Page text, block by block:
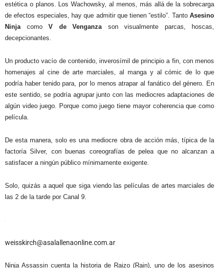
estética o planos. Los Wachowsky, al menos, más allá de la sobrecarga
de efectos especiales, hay que admitir que tienen “estilo”. Tanto Asesino
Ninjacomo V de Venganzason visualmente parcas, hoscas,
decepcionantes.
Un producto vacío de contenido, inverosímil de principio a fin, con menos
homenajes al cine de arte marciales, al manga y al cómic de lo que
podría haber tenido para, por lo menos atrapar al fanático del género. En
este sentido, se podría agrupar junto con las mediocres adaptaciones de
algún video juego. Porque como juego tiene mayor coherencia que como
película.
De esta manera, solo es una mediocre obra de acción más, típica de la
factoría Silver, con buenas coreografías de pelea que no alcanzan a
satisfacer a ningún público mínimamente exigente.
Solo, quizás a aquel que siga viendo las películas de artes marciales de
las 2 de la tarde por Canal 9.
weisskirch@asalallenaonline.com.ar
Ninja Assassin cuenta la historia de Raizo (Rain), uno de los asesinos